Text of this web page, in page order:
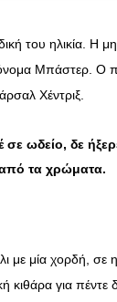
του ηλικία. Η
Μπάστερ. Ο
Χέντριξ.
ωδείο, δε
τα χρώματα.
με μία χορδή, σε
κιθάρα για